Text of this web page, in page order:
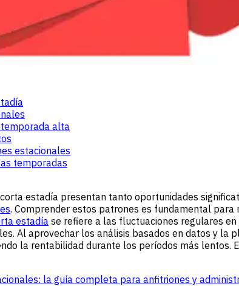
alta
estacionales
temporadas
estadía presentan tanto oportunidades
. Comprender estos patrones es fundamental
estadía se refiere a las fluctuaciones regulares
Al aprovechar los análisis basados en datos y
la rentabilidad durante los períodos más
la guía completa para anfitriones y